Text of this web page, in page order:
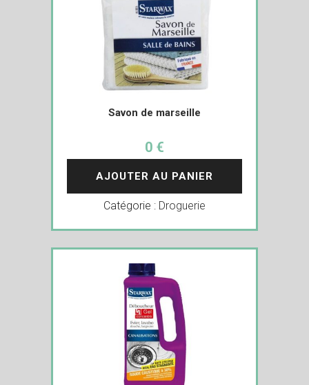
Savon de marseille
0 €
AJOUTER AU PANIER
Catégorie : Droguerie